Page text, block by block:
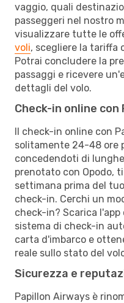
vaggio, quali
passeggeri nel nostro
visualizzare tutte le
voli, scegliere la tariffa
Potrai concludere la
passaggi e ricevere
dettagli del volo.
Check-in online con
Il check-in online con
solitamente 24-48 ore
concedendoti di
prenotato con Opodo,
settimana prima del
check-in. Cerchi un
check-in? Scarica
sistema di check-in
carta d'imbarco e
reale sullo stato del
Sicurezza e
Papillon Airways è